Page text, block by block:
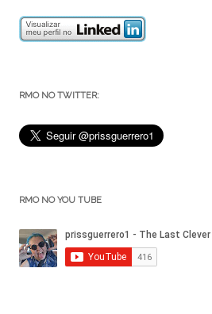
RMO NO TWITTER:
RMO NO YOU TUBE